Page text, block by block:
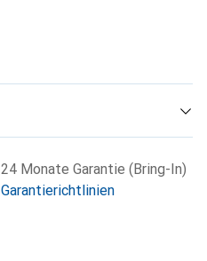
24 Monate Garantie (Bring-In)
Garantierichtlinien